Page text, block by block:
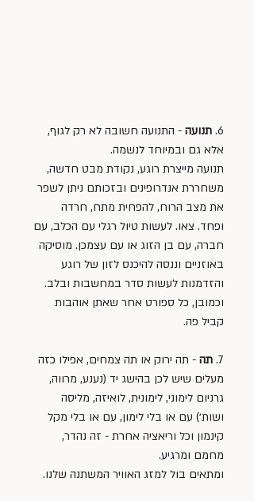
6. תנועה - התנועה חשובה לא רק לגוף,
אלא גם ובמיוחד לנשמה.
תנועה מייצרת רוגע, נקודת מבט חדשה,
משחררת אנדרופינים ובזכותם ניתן לשפר
את מצב הרוח, להפחית מתח, חרדה
ופחד. צאו. לעשות טיול רגלי עם הכלב, עם
חברה, עם בן הזוג או עם עצמכן. מוסיקה
באוזניים וננסה להיכנס לזון של רוגע
והזדמנות לעשות סדר במחשבות ובלב.
וכמובן, כל ספורט אחר שאתן אוהבות
קביל פה.
7. תה - תה ירוק או תה צמחים, אפילו כזה
מעלים שיש לכן בהישג יד (נענע, מרווה,
גרניום לימוני, לימונית, לואיזה, מליסה
ושות׳) עם או בלי לימון, עם או בלי מקל
קינמון וכל וריאציה אחרת - זה נהדר,
מחמם ומרגיע.
ומתאים בול למזג האוויר המשתנה שלנו.